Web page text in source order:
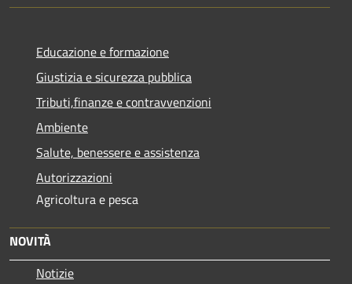
Educazione e formazione
Giustizia e sicurezza pubblica
Tributi,finanze e contravvenzioni
Ambiente
Salute, benessere e assistenza
Autorizzazioni
Agricoltura e pesca
NOVITÀ
Notizie